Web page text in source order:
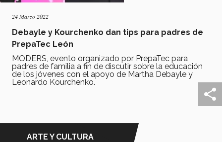
24 Marzo 2022
Debayle y Kourchenko dan tips para padres de
PrepaTec León
MODERS, evento organizado por PrepaTec para
padres de familia a fin de discutir sobre la educación
de los jóvenes con el apoyo de Martha Debayle y
Leonardo Kourchenko.
ARTE Y CULTURA